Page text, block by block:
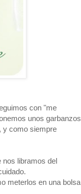
con "me
unos garbanzos
y como siempre
nos libramos del
meterlos en una bolsa